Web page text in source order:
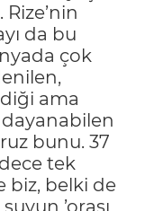
da bu
çok
ama
dayanabilen
bunu. 37
tek
biz, belki de
’orası